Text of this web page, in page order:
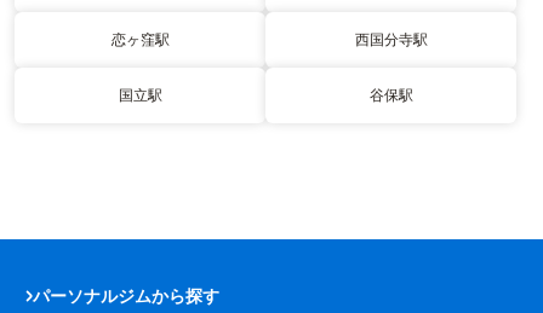
恋ヶ窪駅 西国分寺駅
国立駅 谷保駅
パーソナルジムから探す